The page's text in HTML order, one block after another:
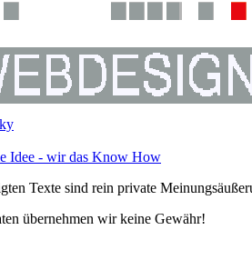
Idee - wir das Know How
Texte sind rein private
übernehmen wir keine Gewähr!